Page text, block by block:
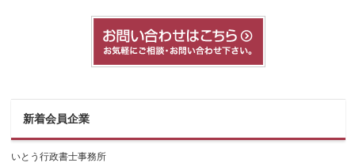
新着会員企業
いとう行政書士事務所